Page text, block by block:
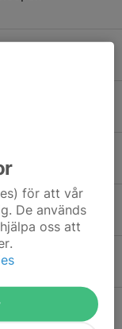
för att vår
De används
oss att